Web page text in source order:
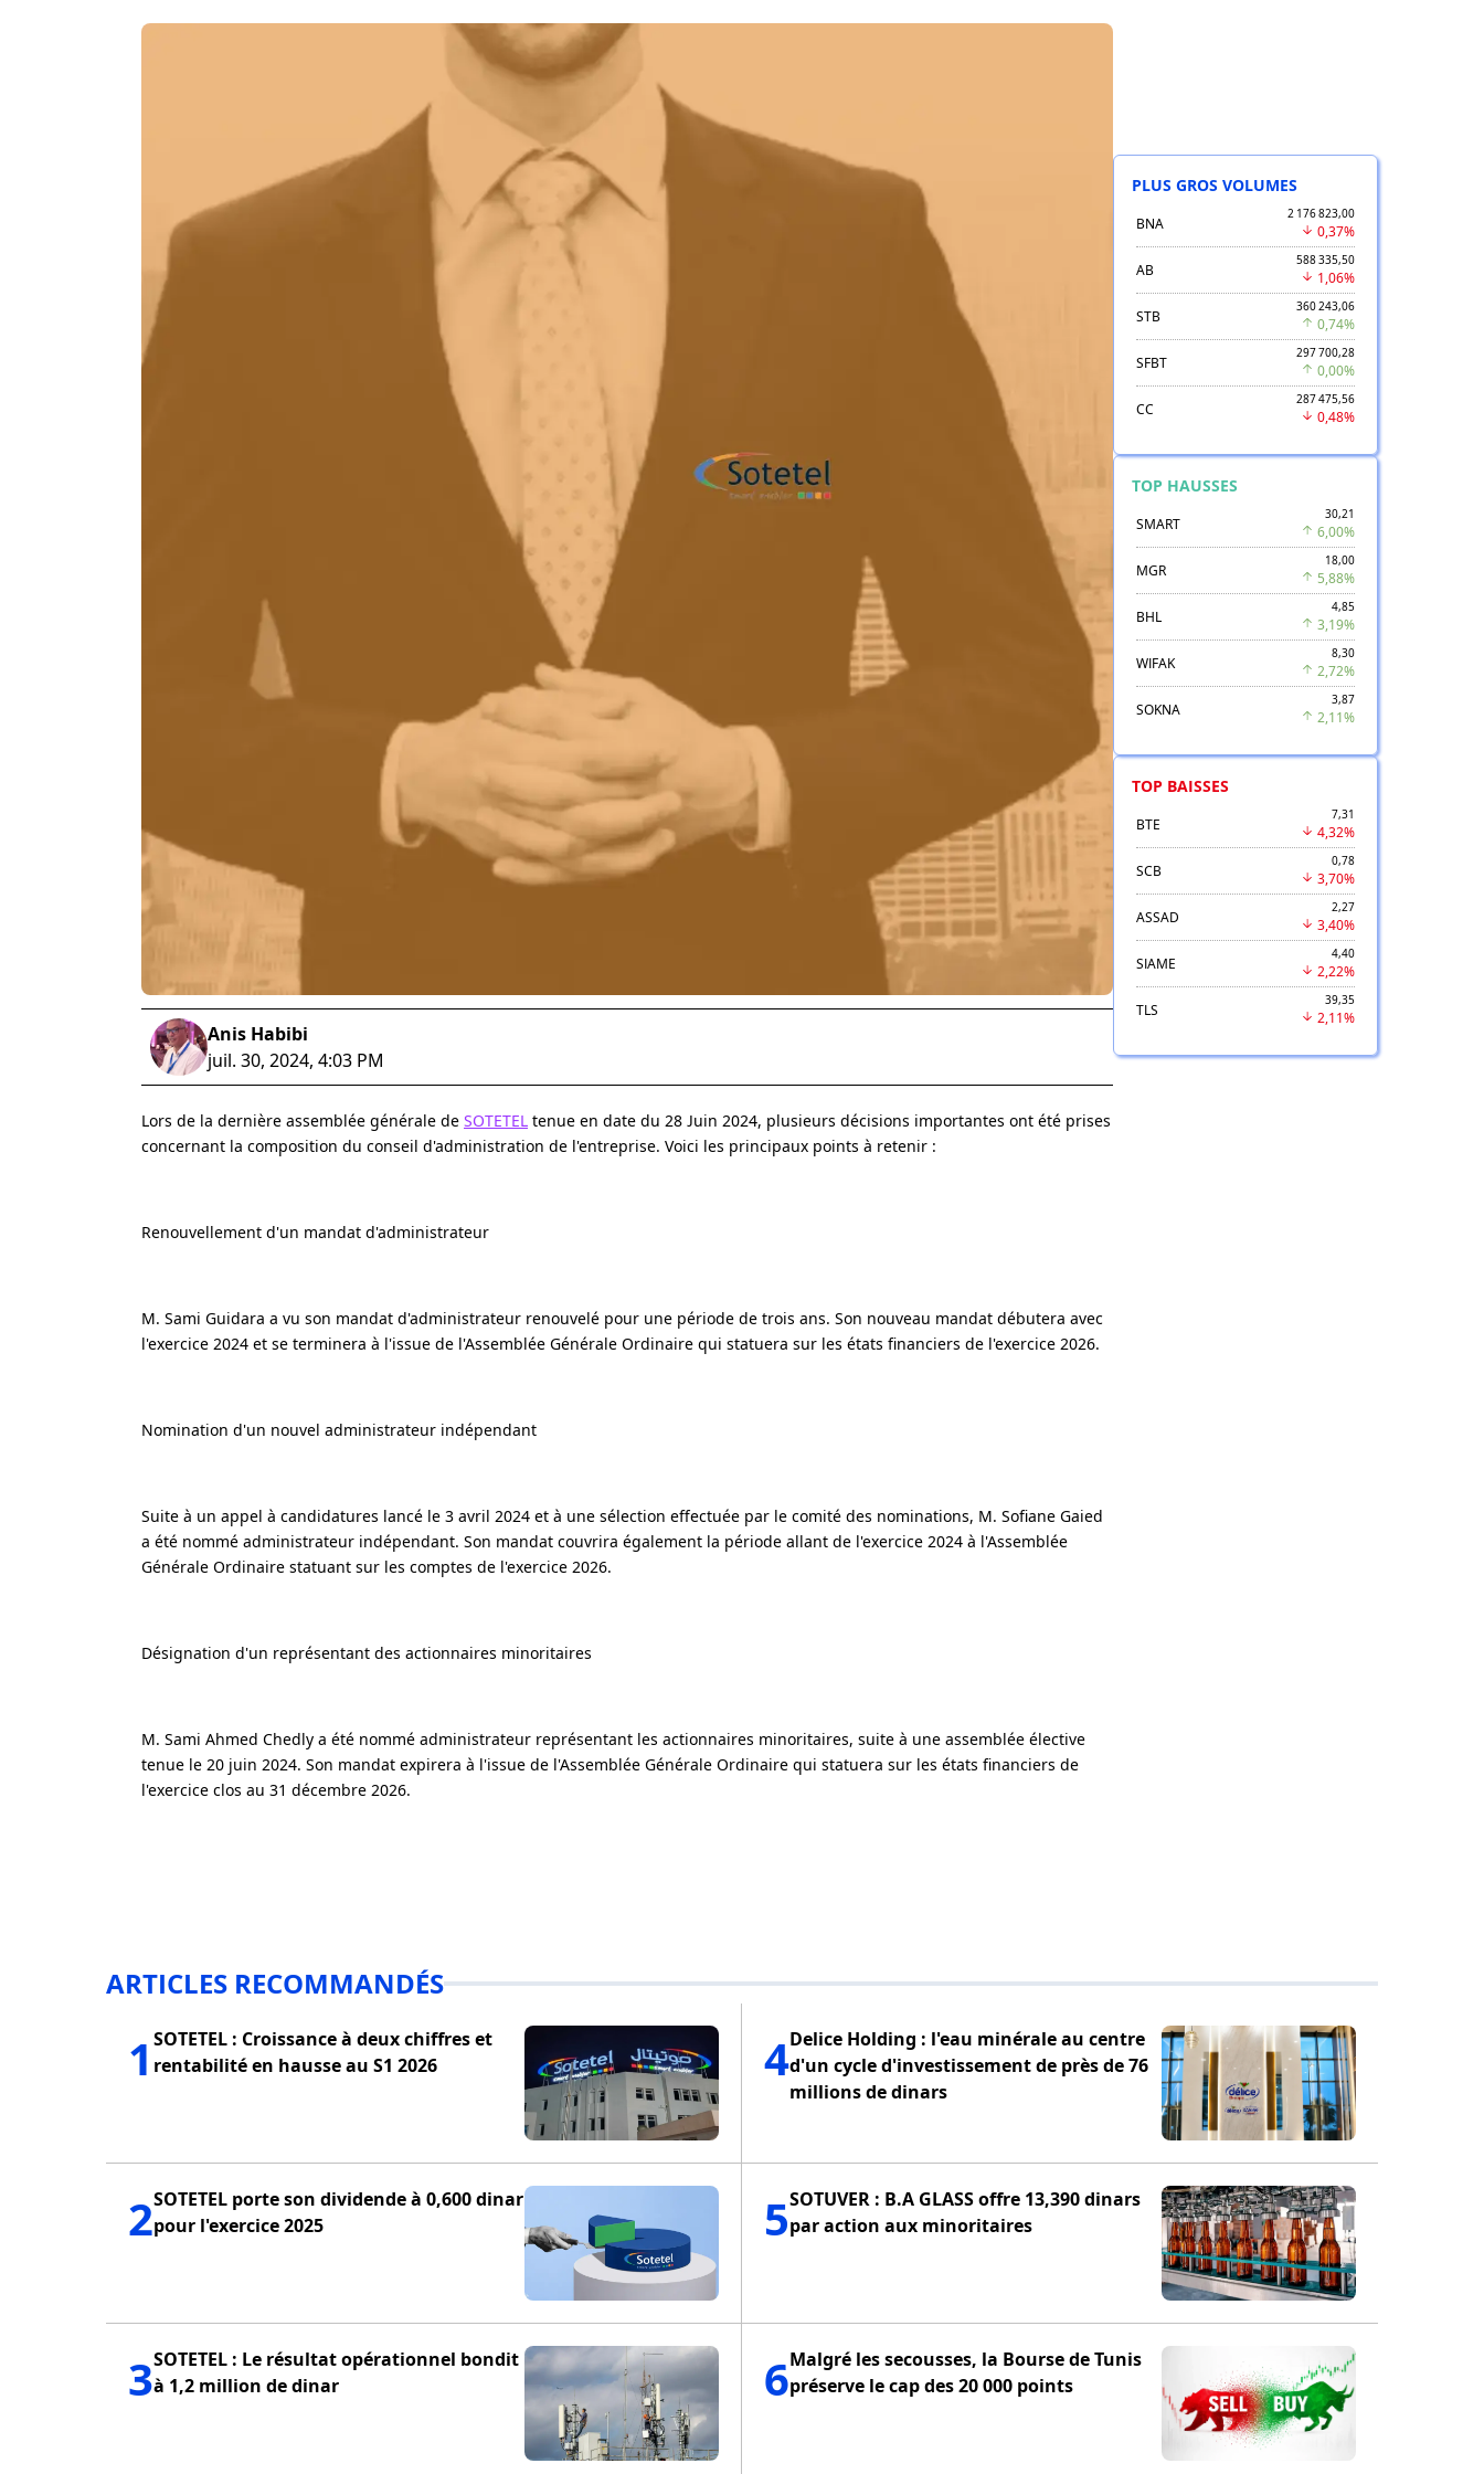
Anis Habibi
juil. 30, 2024, 4:03 PM
Lors de la dernière assemblée générale de SOTETEL tenue en date du 28 Juin 2024, plusieurs décisions importantes ont été prises
concernant la composition du conseil d'administration de l'entreprise. Voici les principaux points à retenir :
Renouvellement d'un mandat d'administrateur
M. Sami Guidara a vu son mandat d'administrateur renouvelé pour une période de trois ans. Son nouveau mandat débutera avec
l'exercice 2024 et se terminera à l'issue de l'Assemblée Générale Ordinaire qui statuera sur les états financiers de l'exercice 2026.
Nomination d'un nouvel administrateur indépendant
Suite à un appel à candidatures lancé le 3 avril 2024 et à une sélection effectuée par le comité des nominations, M. Sofiane Gaied
a été nommé administrateur indépendant. Son mandat couvrira également la période allant de l'exercice 2024 à l'Assemblée
Générale Ordinaire statuant sur les comptes de l'exercice 2026.
Désignation d'un représentant des actionnaires minoritaires
M. Sami Ahmed Chedly a été nommé administrateur représentant les actionnaires minoritaires, suite à une assemblée élective
tenue le 20 juin 2024. Son mandat expirera à l'issue de l'Assemblée Générale Ordinaire qui statuera sur les états financiers de
l'exercice clos au 31 décembre 2026.
PLUS GROS VOLUMES
BNA
2 176 823,00
0,37%
AB
588 335,50
1,06%
STB
360 243,06
0,74%
SFBT
297 700,28
0,00%
CC
287 475,56
0,48%
TOP HAUSSES
SMART
30,21
6,00%
MGR
18,00
5,88%
BHL
4,85
3,19%
WIFAK
8,30
2,72%
SOKNA
3,87
2,11%
TOP BAISSES
BTE
7,31
4,32%
SCB
0,78
3,70%
ASSAD
2,27
3,40%
SIAME
4,40
2,22%
TLS
39,35
2,11%
ARTICLES RECOMMANDÉS
1 SOTETEL : Croissance à deux chiffres et
rentabilité en hausse au S1 2026
2SOTETEL porte son dividende à 0,600 dinar
pour l'exercice 2025
3SOTETEL : Le résultat opérationnel bondit
à 1,2 million de dinar
4Delice Holding : l'eau minérale au centre
d'un cycle d'investissement de près de 76
millions de dinars
5SOTUVER : B.A GLASS offre 13,390 dinars
par action aux minoritaires
6Malgré les secousses, la Bourse de Tunis
préserve le cap des 20 000 points